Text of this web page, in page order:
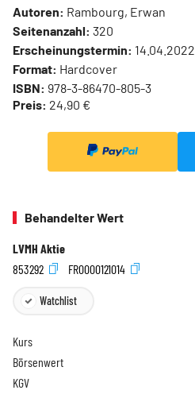
Autoren: Rambourg, Erwan
Seitenanzahl: 320
Erscheinungstermin: 14.04.2022
Format: Hardcover
ISBN: 978-3-86470-805-3
Preis: 24,90 €
Behandelter Wert
LVMH Aktie
853292
FR0000121014
Watchlist
Kurs
Börsenwert
KGV